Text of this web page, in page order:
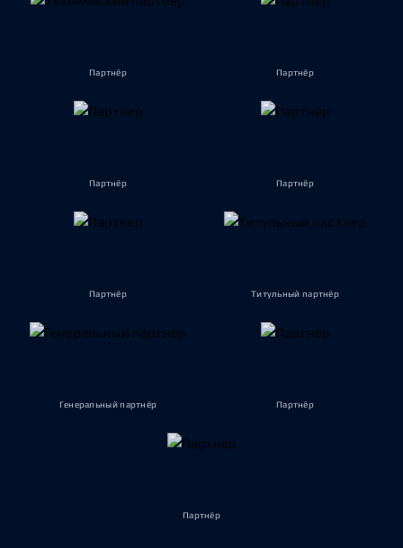
Партнёр Партнёр
Партнёр Партнёр
Партнёр Титульный партнёр
Генеральный партнёр Партнёр
Партнёр